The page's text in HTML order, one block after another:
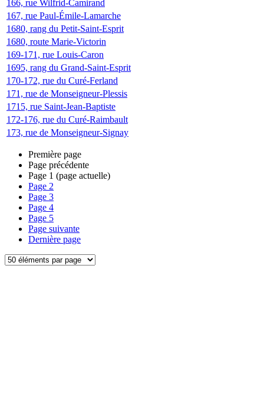
166, rue Wilfrid-Camirand
167, rue Paul-Émile-Lamarche
1680, rang du Petit-Saint-Esprit
1680, route Marie-Victorin
169-171, rue Louis-Caron
1695, rang du Grand-Saint-Esprit
170-172, rue du Curé-Ferland
171, rue de Monseigneur-Plessis
1715, rue Saint-Jean-Baptiste
172-176, rue du Curé-Raimbault
173, rue de Monseigneur-Signay
Première page
Page précédente
Page 1 (page actuelle)
Page 2
Page 3
Page 4
Page 5
Page suivante
Dernière page